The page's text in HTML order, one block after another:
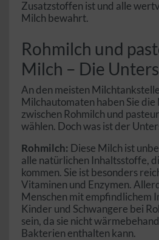
Zusatzstoffen ist und alle
Milch bewahrt.
Rohmilch und
Milch – Die
An den meisten
Milchautomaten haben Sie
zwischen Rohmilch und
wählen. Doch was ist der
Rohmilch: Diese Milch ist
alle natürlichen Inhaltsstoffe,
kommen. Sie ist besonders
Vitaminen und Enzymen.
Menschen mit empfindlichem
Kinder und Schwangere bei
sein, da sie nicht
Bakterien enthalten kann.